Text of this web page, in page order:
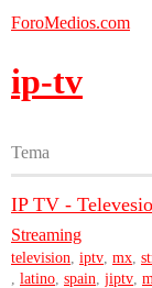
ForoMedios.com
ip-tv
Tema
IP TV -
Streaming
television, iptv, mx,
, latino, spain, jiptv,